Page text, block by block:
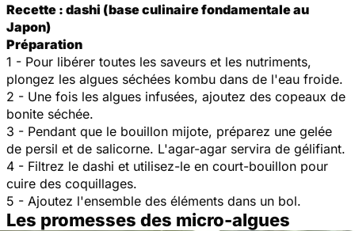
Recette : dashi (base culinaire fondamentale au
Japon)
Préparation
1 - Pour libérer toutes les saveurs et les nutriments,
plongez les algues séchées kombu dans de l'eau froide.
2 - Une fois les algues infusées, ajoutez des copeaux de
bonite séchée.
3 - Pendant que le bouillon mijote, préparez une gelée
de persil et de salicorne. L'agar-agar servira de gélifiant.
4 - Filtrez le dashi et utilisez-le en court-bouillon pour
cuire des coquillages.
5 - Ajoutez l'ensemble des éléments dans un bol.
Les promesses des micro-algues